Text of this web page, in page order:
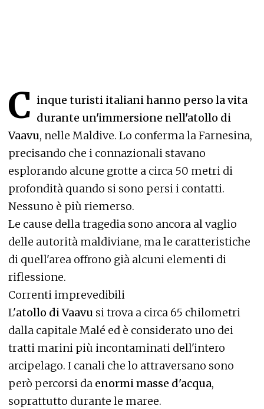
C inque turisti italiani hanno perso la vita
durante un'immersione nell'atollo di
Vaavu, nelle Maldive. Lo conferma la Farnesina,
precisando che i connazionali stavano
esplorando alcune grotte a circa 50 metri di
profondità quando si sono persi i contatti.
Nessuno è più riemerso.
Le cause della tragedia sono ancora al vaglio
delle autorità maldiviane, ma le caratteristiche
di quell'area offrono già alcuni elementi di
riflessione.
Correnti imprevedibili
L'atollo di Vaavu si trova a circa 65 chilometri
dalla capitale Malé ed è considerato uno dei
tratti marini più incontaminati dell'intero
arcipelago. I canali che lo attraversano sono
però percorsi da enormi masse d'acqua,
soprattutto durante le maree.